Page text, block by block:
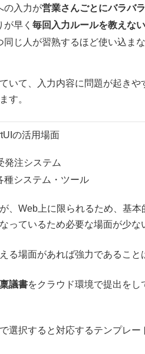
の入力が営業さんごとにバラバラ
が早く 毎回入力ルールを教えな
同じ人が習熟するほど使い込ま
いて、入力内容に問題が起き
す。
の活用場面
発注システム
種システム・ツール
、Web上に限られるため、基
っているため必要な場面が少な
る場面があれば強力であること
議書をクラウド環境で提出をし
選択すると対応するテンプレー